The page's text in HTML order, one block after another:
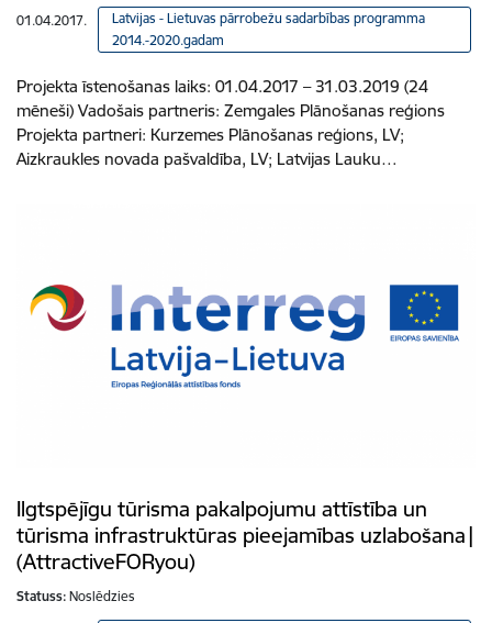
01.04.2017.
Latvijas - Lietuvas pārrobežu sadarbības programma
2014.-2020.gadam
Projekta īstenošanas laiks: 01.04.2017 – 31.03.2019 (24
mēneši) Vadošais partneris: Zemgales Plānošanas reģions
Projekta partneri: Kurzemes Plānošanas reģions, LV;
Aizkraukles novada pašvaldība, LV; Latvijas Lauku…
Ilgtspējīgu tūrisma pakalpojumu attīstība un
tūrisma infrastruktūras pieejamības uzlabošana|
(AttractiveFORyou)
Statuss: Noslēdzies